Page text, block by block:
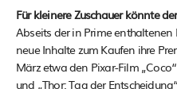
Für kleinere Zuschauer könnte
Abseits der in Prime enthaltenen
neue Inhalte zum Kaufen ihre
März etwa den Pixar-Film
und „Thor: Tag der